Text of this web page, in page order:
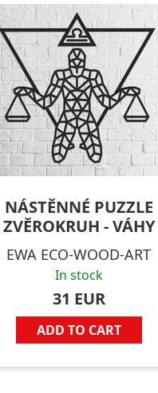
NÁSTĚNNÉ PUZZLE
ZVĚROKRUH - VÁHY
EWA ECO-WOOD-ART
In stock
31 EUR
ADD TO CART